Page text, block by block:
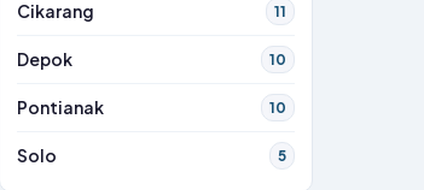
Cikarang 11
Depok 10
Pontianak 10
Solo 5